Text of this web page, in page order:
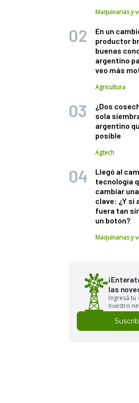
Maquinarias y
En un
productor
buenas
argentino
veo más
Agricultura
¿Dos
sola
argentino
posible
Agtech
Llegó al
tecnología
cambiar
clave: ¿Y si
fuera tan
un botón?
Maquinarias y
las
Ingresá tu
nuestro